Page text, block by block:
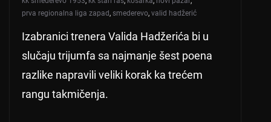
prva regionalna liga zapad, smederevo, valid hadžerić
Izabranici trenera Valida Hadžerića bi u
slučaju trijumfa sa najmanje šest poena
razlike napravili veliki korak ka trećem
rangu takmičenja.